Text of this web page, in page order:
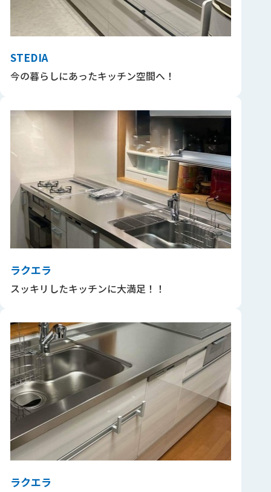
STEDIA
今の暮らしにあったキッチン空間へ！
ラクエラ
スッキリしたキッチンに大満足！！
ラクエラ